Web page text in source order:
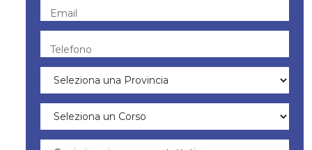
Email
Telefono